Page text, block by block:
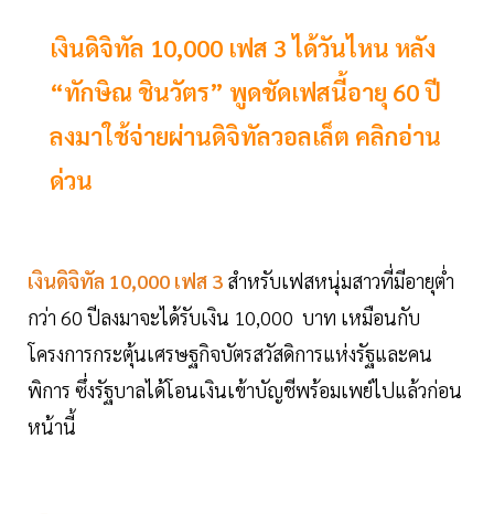
เงินดิจิทัล 10,000 เฟส 3 ได้วันไหน หลัง
“ทักษิณ ชินวัตร” พูดชัดเฟสนี้อายุ 60 ปี
ลงมาใช้จ่ายผ่านดิจิทัลวอลเล็ต คลิกอ่าน
ด่วน
เงินดิจิทัล 10,000 เฟส 3 สำหรับเฟสหนุ่มสาวที่มีอายุต่ำ
กว่า 60 ปีลงมาจะได้รับเงิน 10,000 บาท เหมือนกับ
โครงการกระตุ้นเศรษฐกิจบัตรสวัสดิการแห่งรัฐและคน
พิการ ซึ่งรัฐบาลได้โอนเงินเข้าบัญชีพร้อมเพย์ไปแล้วก่อน
หน้านี้